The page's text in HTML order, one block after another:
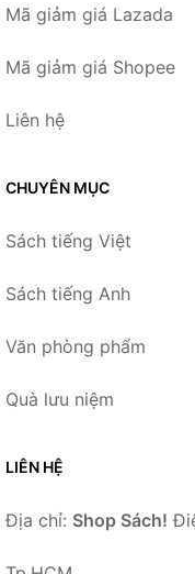
Mã giảm giá Lazada
Mã giảm giá Shopee
Liên hệ
CHUYÊN MỤC
Sách tiếng Việt
Sách tiếng Anh
Văn phòng phẩm
Quà lưu niệm
LIÊN HỆ
Địa chỉ: Shop Sách!